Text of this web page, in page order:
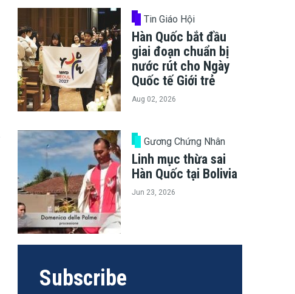
Tin Giáo Hội
Hàn Quốc bắt đầu
giai đoạn chuẩn bị
nước rút cho Ngày
Quốc tế Giới trẻ
Aug 02, 2026
Gương Chứng Nhân
Linh mục thừa sai
Hàn Quốc tại Bolivia
Jun 23, 2026
Subscribe